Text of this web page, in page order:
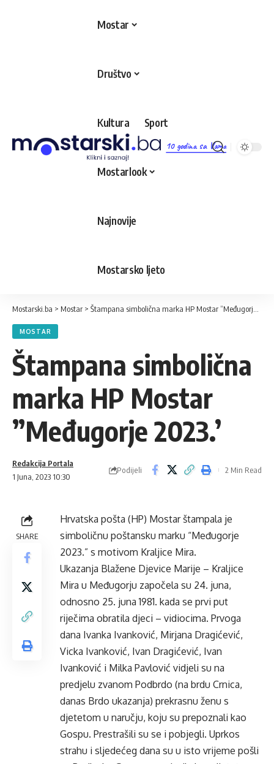
10 godina sa Vama
Mostar
Društvo
Kultura Sport
Mostarlook
Najnovije
Mostarsko ljeto
Mostarski.ba > Mostar > Štampana simbolična marka HP Mostar ”Međugorje 2023.’
MOSTAR
Štampana simbolična
marka HP Mostar
”Međugorje 2023.’
1 Juna, 2023 10:30
Redakcija Portala
Podijeli 2 Min Read
SHARE
Hrvatska pošta (HP) Mostar štampala je
simboličnu poštansku marku “Međugorje
2023.” s motivom Kraljice Mira.
Ukazanja Blažene Djevice Marije – Kraljice
Mira u Međugorju započela su 24. juna,
odnosno 25. juna 1981. kada se prvi put
riječima obratila djeci – vidiocima. Prvoga
dana Ivanka Ivanković, Mirjana Dragićević,
Vicka Ivanković, Ivan Dragićević, Ivan
Ivanković i Milka Pavlović vidjeli su na
predjelu zvanom Podbrdo (na brdu Crnica,
danas Brdo ukazanja) prekrasnu ženu s
djetetom u naručju, koju su prepoznali kao
Gospu. Prestrašili su se i pobjegli. Uprkos
strahu i sljedećeg dana su u isto vrijeme pošli